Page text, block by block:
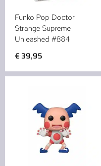
Funko Pop Doctor
Strange Supreme
Unleashed #884
€39,95